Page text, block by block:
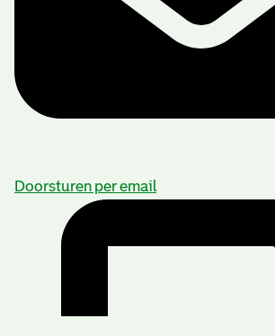
Doorsturen per email